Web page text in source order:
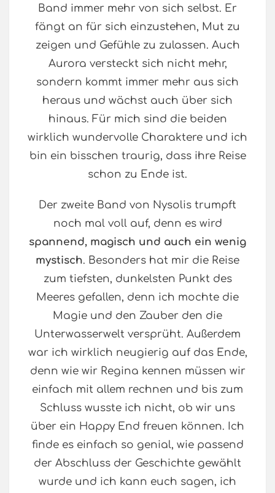
Band immer mehr von sich selbst. Er
fängt an für sich einzustehen, Mut zu
zeigen und Gefühle zu zulassen. Auch
Aurora versteckt sich nicht mehr,
sondern kommt immer mehr aus sich
heraus und wächst auch über sich
hinaus. Für mich sind die beiden
wirklich wundervolle Charaktere und ich
bin ein bisschen traurig, dass ihre Reise
schon zu Ende ist.
Der zweite Band von Nysolis trumpft
noch mal voll auf, denn es wird
spannend, magisch und auch ein wenig
mystisch. Besonders hat mir die Reise
zum tiefsten, dunkelsten Punkt des
Meeres gefallen, denn ich mochte die
Magie und den Zauber den die
Unterwasserwelt versprüht. Außerdem
war ich wirklich neugierig auf das Ende,
denn wie wir Regina kennen müssen wir
einfach mit allem rechnen und bis zum
Schluss wusste ich nicht, ob wir uns
über ein Happy End freuen können. Ich
finde es einfach so genial, wie passend
der Abschluss der Geschichte gewählt
wurde und ich kann euch sagen, ich